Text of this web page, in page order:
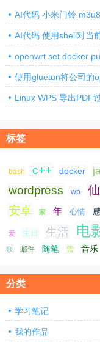
AI代码 小米门铃
AI代码 使用shell对当
openwrt set docker
使用gluetun将公司的
Linux WPS 导出PDF
标签
bash c++ docker
wordpress wp
安卓 家 年 心情
爱 生日 生活 电
歌 邮件 随笔 雪 音乐
分类
学习笔记
我的作品